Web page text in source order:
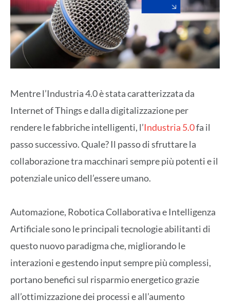
Mentre l’Industria 4.0 è stata caratterizzata da
Internet of Things e dalla digitalizzazione per
rendere le fabbriche intelligenti, l’Industria 5.0fa il
passo successivo. Quale? Il passo di sfruttare la
collaborazione tra macchinari sempre più potenti e il
potenziale unico dell’essere umano.
Automazione, Robotica Collaborativa e Intelligenza
Artificiale sono le principali tecnologie abilitanti di
questo nuovo paradigma che, migliorando le
interazioni e gestendo input sempre più complessi,
portano benefici sul risparmio energetico grazie
all’ottimizzazione dei processi e all’aumento